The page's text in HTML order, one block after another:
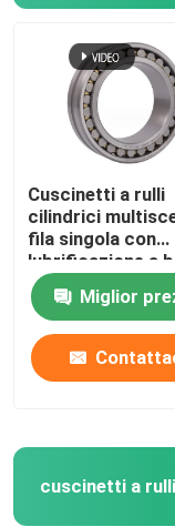
Cuscinetto ad
Le parti della
Cuscinetti a rulli
cilindrici
fila singola con
lubrificazione a
grasso
Miglior
cuscinetti a